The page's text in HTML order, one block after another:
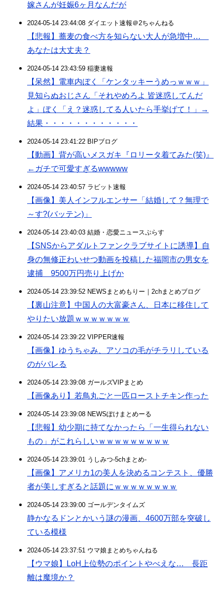
嫁さんが妊娠6ヶ月なんだが
2024-05-14 23:44:08 ダイエット速報＠2ちゃんねる
【悲報】蕎麦の食べ方を知らない大人が急増中…
あなたは大丈夫？
2024-05-14 23:43:59 稲妻速報
【呆然】電車内ぼく「ケンタッキーうめっｗｗｗ」
見知らぬおじさん「それやめろよ 皆迷惑してんだ
よ」ぼく「え？迷惑してる人いたら手挙げて！」→
結果・・・・・・・・・・・・
2024-05-14 23:41:22 BIPブログ
【動画】背が高いメスガキ『ロリータ着てみた(笑)』
←ガチで可愛すぎるwwwww
2024-05-14 23:40:57 ラビット速報
【画像】美人インフルエンサー「結婚して？無理で
～す?(バッテン)」
2024-05-14 23:40:03 結婚・恋愛ニュースぷらす
【SNSからアダルトファンクラブサイトに誘導】自
身の無修正わいせつ動画を投稿した福岡市の男女を
逮捕 9500万円売り上げか
2024-05-14 23:39:52 NEWSまとめもりー｜2chまとめブログ
【裏山注意】中国人の大富豪さん、日本に移住して
やりたい放題ｗｗｗｗｗｗｗ
2024-05-14 23:39:22 VIPPER速報
【画像】ゆうちゃみ、アソコの毛がチラリしている
のがバレる
2024-05-14 23:39:08 ガールズVIPまとめ
【画像あり】若鳥丸ごと一匹ローストチキン作った
2024-05-14 23:39:08 NEWSぽけまとめーる
【悲報】幼少期に持てなかったら「一生得られない
もの」がこれらしいｗｗｗｗｗｗｗｗｗ
2024-05-14 23:39:01 うしみつ-5chまとめ-
【画像】アメリカ1の美人を決めるコンテスト、優勝
者が美しすぎると話題にｗｗｗｗｗｗｗｗ
2024-05-14 23:39:00 ゴールデンタイムズ
静かなるドンとかいう謎の漫画、4600万部を突破し
ている模様
2024-05-14 23:37:51 ウマ娘まとめちゃんねる
【ウマ娘】LoH上位勢のポイントやべえな… 長距
離は魔境か？